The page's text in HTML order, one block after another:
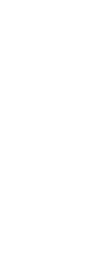
tim của nhiều
món trang